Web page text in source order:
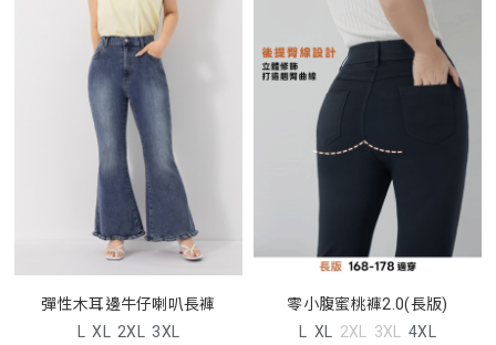
彈性木耳邊牛仔喇叭長褲
L XL 2XL 3XL
零小腹蜜桃褲2.0(長版)
L XL 2XL 3XL 4XL